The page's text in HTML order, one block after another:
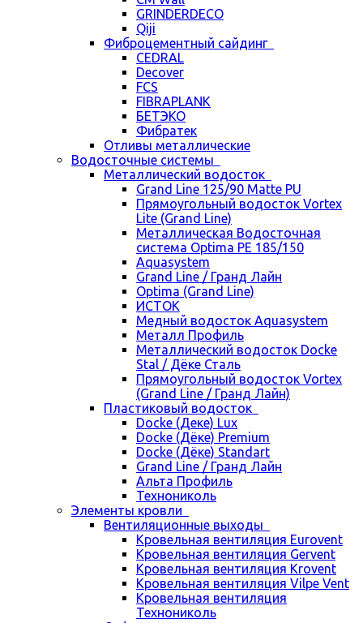
GRINDERDECO
Qiji
Фиброцементный сайдинг
CEDRAL
Decover
FCS
FIBRAPLANK
БЕТЭКО
Фибратек
Отливы металлические
Водосточные системы
Металлический водосток
Grand Line 125/90 Matte PU
Прямоугольный водосток Vortex
Lite (Grand Line)
Металлическая Водосточная
система Optima PE 185/150
Aquasystem
Grand Line / Гранд Лайн
Optima (Grand Line)
ИСТОК
Медный водосток Aquasystem
Металл Профиль
Металлический водосток Docke
Stal / Дёке Сталь
Прямоугольный водосток Vortex
(Grand Line / Гранд Лайн)
Пластиковый водосток
Docke (Деке) Lux
Docke (Дёке) Premium
Docke (Дёке) Standart
Grand Line / Гранд Лайн
Альта Профиль
Технониколь
Элементы кровли
Вентиляционные выходы
Кровельная вентиляция Eurovent
Кровельная вентиляция Gervent
Кровельная вентиляция Krovent
Кровельная вентиляция Vilpe Vent
Кровельная вентиляция
Технониколь